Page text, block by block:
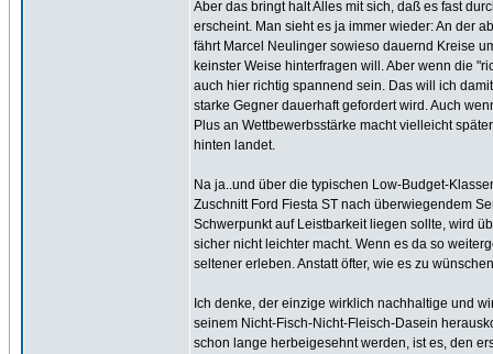
Aber das bringt halt Alles mit sich, daß es fast
erscheint. Man sieht es ja immer wieder: An der
fährt Marcel Neulinger sowieso dauernd Kreise
keinster Weise hinterfragen will. Aber wenn die
auch hier richtig spannend sein. Das will ich
starke Gegner dauerhaft gefordert wird. Auch
Plus an Wettbewerbsstärke macht vielleicht
hinten landet.
Na ja..und über die typischen Low-Budget-
Zuschnitt Ford Fiesta ST nach überwiegendem
Schwerpunkt auf Leistbarkeit liegen sollte, wird
sicher nicht leichter macht. Wenn es da so
seltener erleben. Anstatt öfter, wie es zu
Ich denke, der einzige wirklich nachhaltige und
seinem Nicht-Fisch-Nicht-Fleisch-Dasein
schon lange herbeigesehnt werden, ist es, den